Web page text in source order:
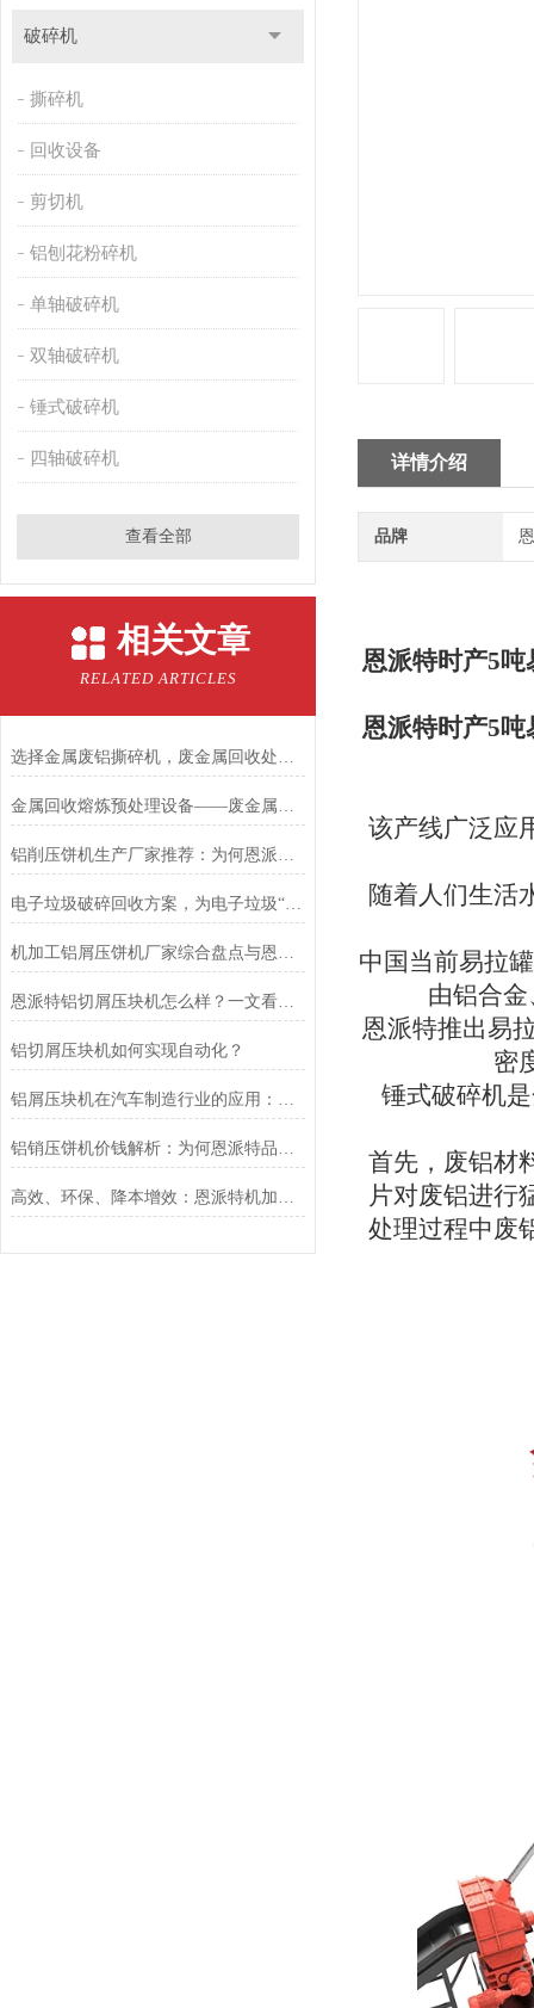
破碎机
撕碎机
回收设备
剪切机
铝刨花粉碎机
单轴破碎机
双轴破碎机
锤式破碎机
四轴破碎机
查看全部
相关文章
RELATED ARTICLES
选择金属废铝撕碎机，废金属回收处理不再是难题
金属回收熔炼预处理设备——废金属锤击撕碎机
铝削压饼机生产厂家推荐：为何恩派特是您的优选合作伙伴
电子垃圾破碎回收方案，为电子垃圾“掘金”之旅再加速！
机加工铝屑压饼机厂家综合盘点与恩派特品牌实力解析
恩派特铝切屑压块机怎么样？一文看懂为什么它值得推荐
铝切屑压块机如何实现自动化？
铝屑压块机在汽车制造行业的应用：恩派特品牌推荐
铝销压饼机价钱解析：为何恩派特品牌是您的高价值之选？
高效、环保、降本增效：恩派特机加工铝屑压饼机在汽车制造行业的应用
详情介绍
品牌
恩派特时产5
恩派特时产5
该产线广泛应
随着人们生活
中国当前易拉
由铝合
恩派特推出易
密
锤式破碎机
首先，废铝材
片对废铝进行
处理过程中废